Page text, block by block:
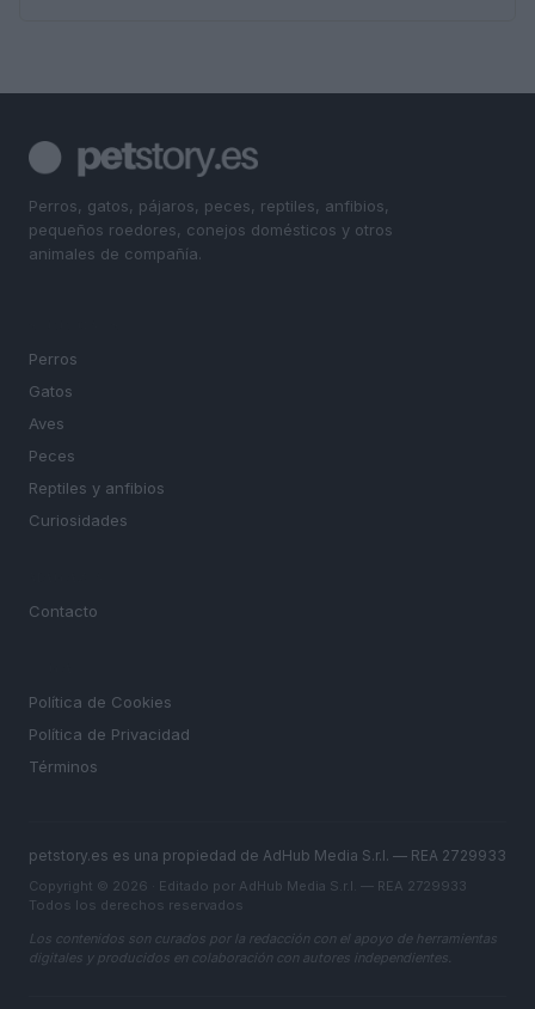
Perros, gatos, pájaros, peces, reptiles, anfibios,
pequeños roedores, conejos domésticos y otros
animales de compañía.
Perros
Gatos
Aves
Peces
Reptiles y anfibios
Curiosidades
Contacto
Política de Cookies
Política de Privacidad
Términos
petstory.es es una propiedad de AdHub Media S.r.l. — REA 2729933
Copyright © 2026 · Editado por AdHub Media S.r.l. — REA 2729933
Todos los derechos reservados
Los contenidos son curados por la redacción con el apoyo de herramientas
digitales y producidos en colaboración con autores independientes.